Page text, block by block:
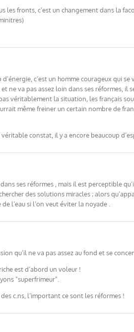
les fronts, c’est un changement dans la
c’est un homme courageux qui
ne va pas assez loin dans ses réformes,
véritablement la situation, les français
même freiner un certain nombre de
constat, il y a encore beaucoup
ses réformes , mais il est perceptible
des solutions miracles ; alors
l’eau si l’on veut éviter la noyade .
qu’il ne va pas assez au fond et se
est d’abord un voleur !
"superfrimeur".
c.ns, l’important ce sont les réformes !